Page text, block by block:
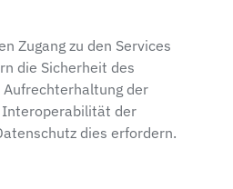
Zugang zu den Services
die Sicherheit des
der
der
dies erfordern.